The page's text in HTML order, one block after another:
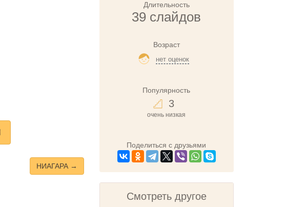
НИАГАРА →
Длительность
39 слайдов
Возраст
нет оценок
Популярность
3
очень низкая
Поделиться с друзьями
Смотреть другое